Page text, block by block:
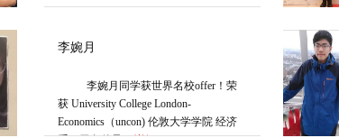
李婉月
李婉月同学获世界名校offer！荣
获 University College London-
Economics（uncon) 伦敦大学学院 经济